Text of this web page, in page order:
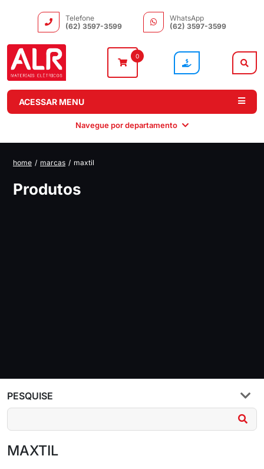
0
Telefone
(62) 3597-3599
WhatsApp
(62) 3597-3599
ACESSAR MENU
Navegue por departamento
Distribuição
home / marcas / maxtil
Produtos
PESQUISE
MAXTIL